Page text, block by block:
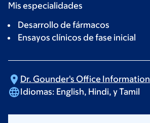
Mis especialidades
Desarrollo de fármacos
Ensayos clínicos de fase inicial
Dr. Gounder's Office Information
Idiomas: English, Hindi, y Tamil